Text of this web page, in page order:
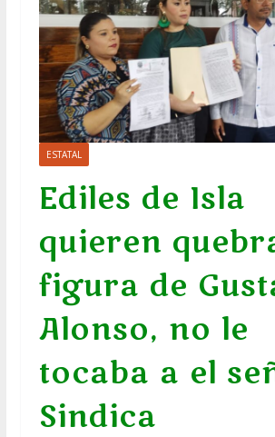
ESTATAL
Ediles de Isla
quieren
figura de
Alonso, no le
tocaba a el
Sindica